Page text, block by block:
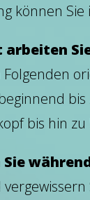
können
arbeiten
Folgenden
bis hin